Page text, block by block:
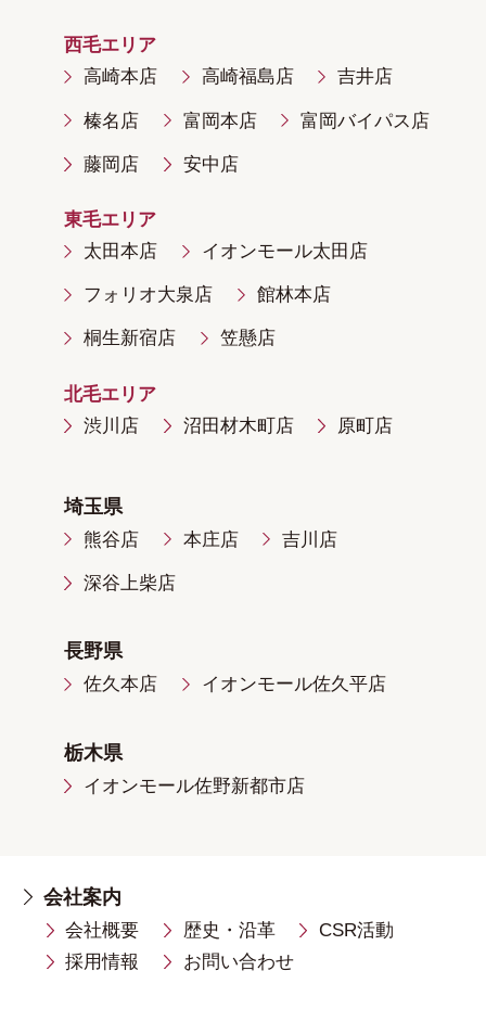
西毛エリア
高崎本店
高崎福島店 吉井店
榛名店 富岡本店 富岡バイパス店
藤岡店 安中店
東毛エリア
太田本店
イオンモール太田店
フォリオ大泉店 館林本店
桐生新宿店 笠懸店
北毛エリア
渋川店
沼田材木町店 原町店
埼玉県
熊谷店 本庄店 吉川店
深谷上柴店
長野県
佐久本店 イオンモール佐久平店
栃木県
イオンモール佐野新都市店
会社案内
会社概要 歴史・沿革
CSR活動
採用情報
お問い合わせ